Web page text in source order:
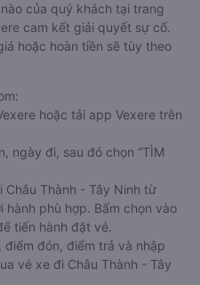
của quý khách tại trang
cam kết giải quyết sự cố.
hoặc hoàn tiền sẽ tùy theo
hoặc tải app Vexere trên
ngày đi, sau đó chọn “TÌM
Châu Thành - Tây Ninh từ
hành phù hợp. Bấm chọn vào
tiến hành đặt vé.
đón, điểm trả và nhập
vé xe đi Châu Thành - Tây